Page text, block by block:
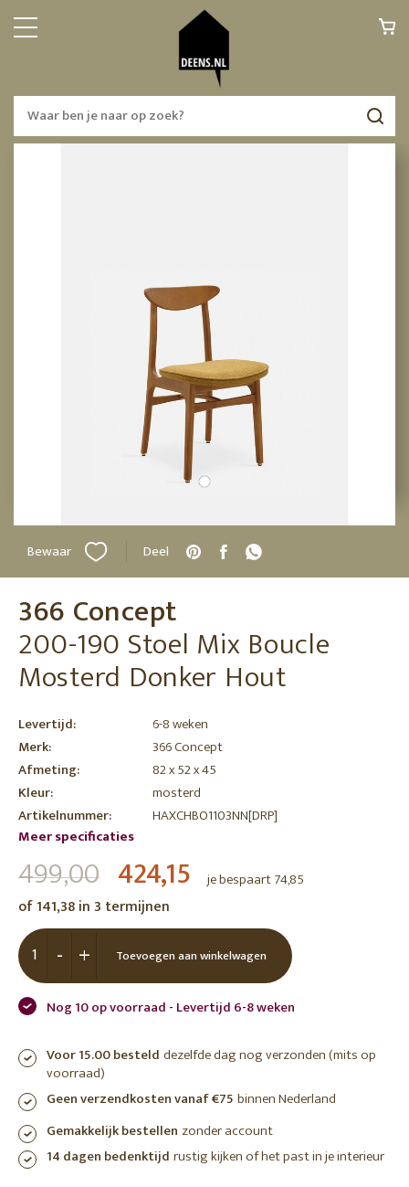
Bewaar Deel
366 Concept
200-190 Stoel Mix Boucle
Mosterd Donker Hout
Levertijd:
6-8 weken
Merk:
366 Concept
Afmeting:
82 x 52 x 45
Kleur:
mosterd
Artikelnummer:
HAXCHBO1103NN[DRP]
Meer specificaties
499,00 424,15 je bespaart 74,85
of 141,38 in 3 termijnen
+
- Toevoegen aan winkelwagen
Nog 10 op voorraad - Levertijd 6-8 weken
Voor 15.00 besteld dezelfde dag nog verzonden (mits op
voorraad)
Geen verzendkosten vanaf €75 binnen Nederland
Gemakkelijk bestellen zonder account
14 dagen bedenktijd rustig kijken of het past in je interieur